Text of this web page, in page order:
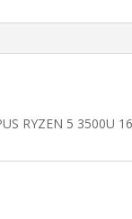
RYZEN 5 3500U